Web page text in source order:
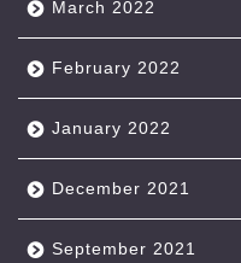
March 2022
February 2022
January 2022
December 2021
September 2021